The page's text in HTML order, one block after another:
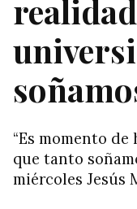
“Es momento
que tanto
miércoles Jesús